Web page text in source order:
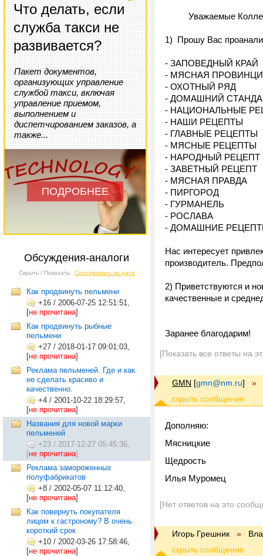
Что делать, если
служба такси не
развивается?
Пакет документов,
организующих управление
службой такси, включая
управление приемом,
выполнением и
диспетчированием заказов, а
также...
ПОДРОБНЕЕ
Обсуждения-аналоги
Скрыть / Показать Сортировать по дате
Как продвинуть пельмени
+16 / 2006-07-25 12:51:51,
[не прочитана]
Как продвинуть рыбные
пельмени
+27 / 2018-01-17 09:01:03,
[не прочитана]
Реклама пельменей. Где и как
ее сделать красиво и
качественно.
+4 / 2001-10-22 18:29:57,
[не прочитана]
Названия для новой марки
пельменей
+23 / 2017-12-27 05:45:36,
[не прочитана]
Реклама замороженных
полуфабрикатов
+8 / 2002-05-07 11:12:40,
[не прочитана]
Как повернуть покупателя
лицом к гастроному? В очень
короткий срок
+10 / 2002-03-26 17:58:46,
[не прочитана]
Уважаемые
1) Прошу Вас
- ЗАПОВЕДНЫЙ КРАЙ
- МЯСНАЯ
- ОХОТНЫЙ РЯД
- ДОМАШНИЙ
- НАЦИОНАЛЬНЫЕ
- НАШИ РЕЦЕПТЫ
- ГЛАВНЫЕ РЕЦЕПТЫ
- МЯСНЫЕ РЕЦЕПТЫ
- НАРОДНЫЙ РЕЦЕПТ
- ЗАВЕТНЫЙ РЕЦЕПТ
- МЯСНАЯ ПРАВДА
- ПИРГОРОД
- ГУРМАНЕЛЬ
- РОСЛАВА
- ДОМАШНИЕ
Нас интересует
производитель.
2) Приветствуются и
качественные и
Заранее благодарим!
[Показать все ответы на
GMN [gmn@nm.ru] »
Дополняю:
Мясницкие
Щедрость
Илья Муромец
[Нет ответов на это
Игорь Грешник »